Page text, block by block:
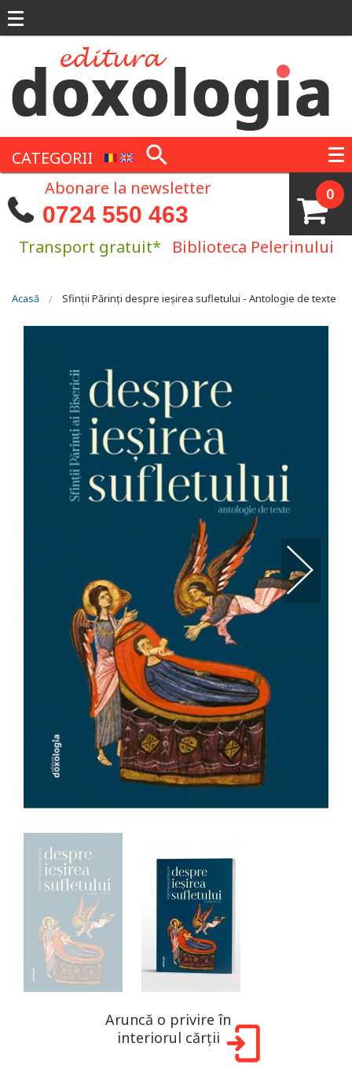
CATEGORII
0
Abonare la newsletter
0724 550 463
Transport gratuit* Biblioteca Pelerinului
Eşti aici
Acasă Sfinţii Părinţi despre ieșirea sufletului - Antologie de texte
Aruncă o privire în
interiorul cărții